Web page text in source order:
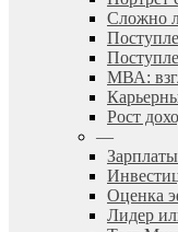
Сложно
МВА:
Рост
—
Оценка
Лидер